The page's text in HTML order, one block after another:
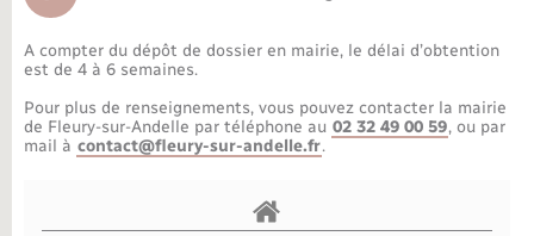
Parrainage civil
Recensement militaire
Petite enfance
Info jeunes
Bornes de recharge électrique
Travaux - Autorisation d’occupation de l’espace
public
Publications
Agenda
A compter du dépôt de dossier en mairie, le délai d’obtention
est de 4 à 6 semaines.
Pour plus de renseignements, vous pouvez contacter la mairie
de Fleury-sur-Andelle par téléphone au 02 32 49 00 59, ou par
mail à contact@fleury-sur-andelle.fr.